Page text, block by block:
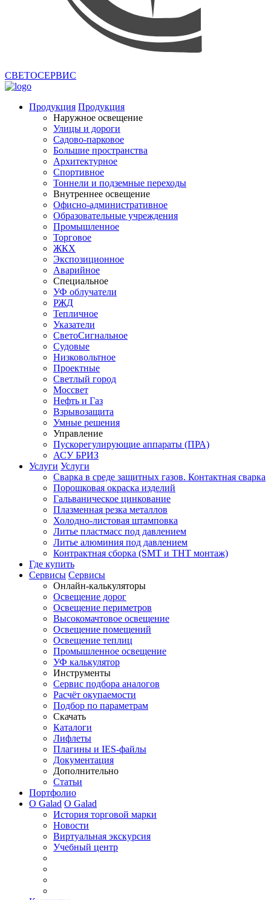
СВЕТОСЕРВИС
Продукция Продукция
Наружное освещение
Улицы и дороги
Садово-парковое
Большие пространства
Архитектурное
Спортивное
Тоннели и подземные переходы
Внутреннее освещение
Офисно-административное
Образовательные учреждения
Промышленное
Торговое
ЖКХ
Экспозиционное
Аварийное
Специальное
УФ облучатели
РЖД
Тепличное
Указатели
СветоСигнальное
Судовые
Низковольтное
Проектные
Светлый город
Моссвет
Нефть и Газ
Взрывозащита
Умные решения
Управление
Пускорегулирующие аппараты (ПРА)
АСУ БРИЗ
Услуги Услуги
Сварка в среде защитных газов. Контактная сварка
Порошковая окраска изделий
Гальваническое цинкование
Плазменная резка металлов
Холодно-листовая штамповка
Литье пластмасс под давлением
Литье алюминия под давлением
Контрактная сборка (SMT и THT монтаж)
Где купить
Сервисы Сервисы
Онлайн-калькуляторы
Освещение дорог
Освещение периметров
Высокомачтовое освещение
Освещение помещений
Освещение теплиц
Промышленное освещение
УФ калькулятор
Инструменты
Сервис подбора аналогов
Расчёт окупаемости
Подбор по параметрам
Скачать
Каталоги
Лифлеты
Плагины и IES-файлы
Документация
Дополнительно
Статьи
Портфолио
О Galad О Galad
История торговой марки
Новости
Виртуальная экскурсия
Учебный центр